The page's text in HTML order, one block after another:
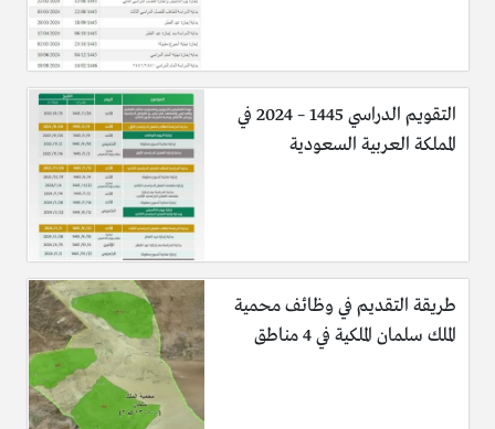
التقويم الدراسي 1445 – 2024 في
المملكة العربية السعودية
طريقة التقديم في وظائف محمية
الملك سلمان الملكية في 4 مناطق